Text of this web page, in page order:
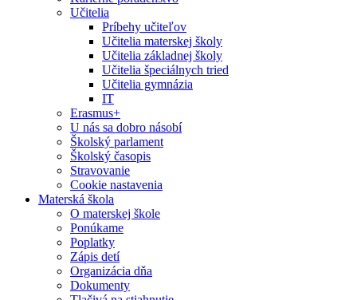
Učitelia
Príbehy učiteľov
Učitelia materskej školy
Učitelia základnej školy
Učitelia špeciálnych tried
Učitelia gymnázia
IT
Erasmus+
U nás sa dobro násobí
Školský parlament
Školský časopis
Stravovanie
Cookie nastavenia
Materská škola
O materskej škole
Ponúkame
Poplatky
Zápis detí
Organizácia dňa
Dokumenty